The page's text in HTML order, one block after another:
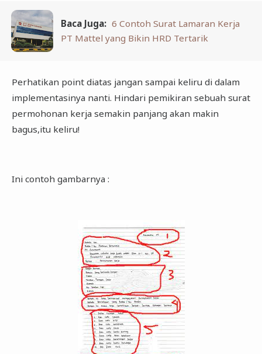
Baca Juga: 6 Contoh Surat Lamaran Kerja
PT Mattel yang Bikin HRD Tertarik
Perhatikan point diatas jangan sampai keliru di dalam
implementasinya nanti. Hindari pemikiran sebuah surat
permohonan kerja semakin panjang akan makin
bagus,itu keliru!
Ini contoh gambarnya :